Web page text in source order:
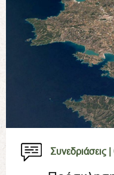
Συνεδριάσεις |